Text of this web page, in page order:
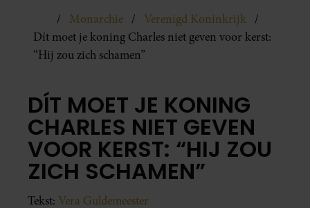
Monarchie
Verenigd Koninkrijk
Dít moet je koning Charles niet geven voor kerst:
“Hij zou zich schamen”
DÍT MOET JE KONING
CHARLES NIET GEVEN
VOOR KERST: “HIJ ZOU
ZICH SCHAMEN”
Tekst: Vera Guldemeester